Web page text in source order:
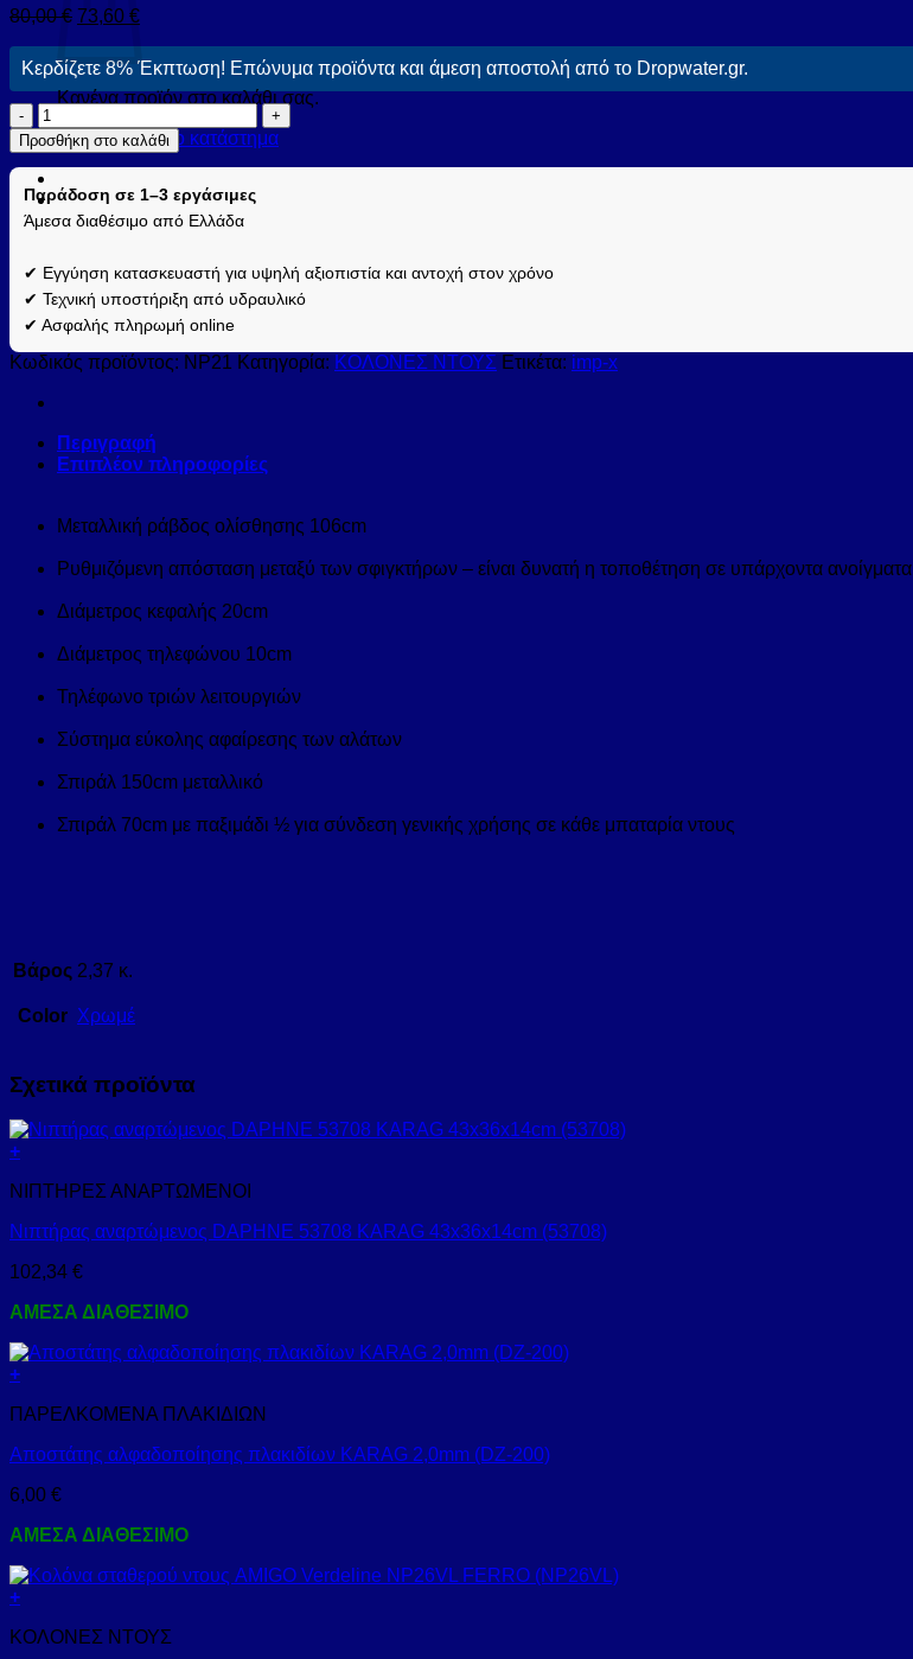
Κανένα προϊόν στο καλάθι σας.
Επιστροφή στο κατάστημα
80,00€ 73,60 €
Κερδίζετε 8% Έκπτωση! Επώνυμα προϊόντα και άμεση αποστολή από το Dropwater.gr.
Κολόνα
σταθερού
ντους
RONDO
NP21
FERRO
Προσθήκη στο καλάθι
Παράδοση σε 1–3 εργάσιμες
Άμεσα διαθέσιμο από Ελλάδα
✔ Εγγύηση κατασκευαστή για υψηλή αξιοπιστία και αντοχή στον χρόνο
✔ Τεχνική υποστήριξη από υδραυλικό
✔ Ασφαλής πληρωμή online
Κωδικός προϊόντος: NP21 Κατηγορία: ΚΟΛΟΝΕΣ ΝΤΟΥΣ Ετικέτα: imp-x
Περιγραφή
Επιπλέον πληροφορίες
Μεταλλική ράβδος ολίσθησης 106cm
Ρυθμιζόμενη απόσταση μεταξύ των σφιγκτήρων – είναι δυνατή η τοποθέτηση σε υπάρχοντα ανοίγματα
Διάμετρος κεφαλής 20cm
Διάμετρος τηλεφώνου 10cm
Τηλέφωνο τριών λειτουργιών
Σύστημα εύκολης αφαίρεσης των αλάτων
Σπιράλ 150cm μεταλλικό
Σπιράλ 70cm με παξιμάδι ½ για σύνδεση γενικής χρήσης σε κάθε μπαταρία ντους
Βάρος 2,37 κ.
Color Χρωμέ
Σχετικά προϊόντα
+
ΝΙΠΤΗΡΕΣ ΑΝΑΡΤΩΜΕΝΟΙ
Νιπτήρας αναρτώμενος DAPHNE 53708 KARAG 43x36x14cm (53708)
102,34 €
ΑΜΕΣΑ ΔΙΑΘΕΣΙΜΟ
+
ΠΑΡΕΛΚΟΜΕΝΑ ΠΛΑΚΙΔΙΩΝ
Αποστάτης αλφαδοποίησης πλακιδίων KARAG 2,0mm (DZ-200)
6,00 €
ΑΜΕΣΑ ΔΙΑΘΕΣΙΜΟ
+
ΚΟΛΟΝΕΣ ΝΤΟΥΣ